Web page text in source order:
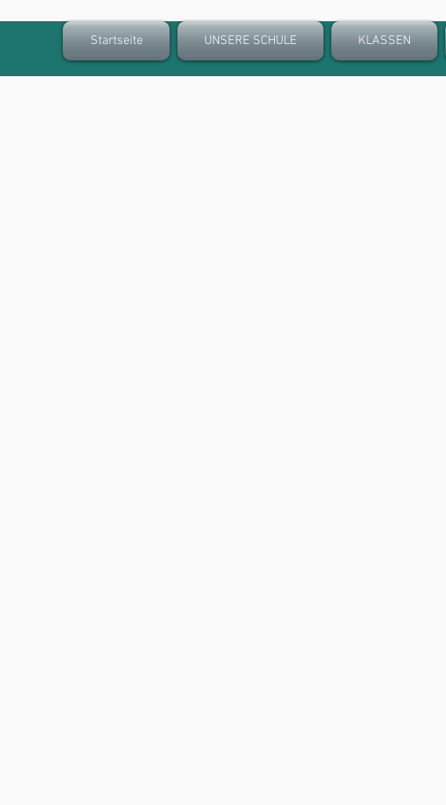
Startseite UNSERE SCHULE KLASSEN